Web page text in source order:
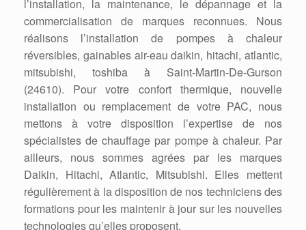
l’installation, la maintenance, le dépannage et la
commercialisation de marques reconnues. Nous
réalisons l’installation de pompes à chaleur
réversibles, gainables air-eau daikin, hitachi, atlantic,
mitsubishi, toshiba à Saint-Martin-De-Gurson
(24610). Pour votre confort thermique, nouvelle
installation ou remplacement de votre PAC, nous
mettons à votre disposition l’expertise de nos
spécialistes de chauffage par pompe à chaleur. Par
ailleurs, nous sommes agrées par les marques
Daikin, Hitachi, Atlantic, Mitsubishi. Elles mettent
régulièrement à la disposition de nos techniciens des
formations pour les maintenir à jour sur les nouvelles
technologies qu’elles proposent.